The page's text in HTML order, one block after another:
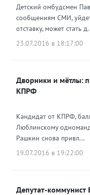
Детский омбудсмен
сообщениям СМИ,
отставку, может стать
23.07.2016 в 18:17:00
Дворники и мётлы:
КПРФ
Кандидат от КПРФ,
Люблинскому
Рашкин снова привл...
19.07.2016 в 19:22:00
Депутат-коммунист